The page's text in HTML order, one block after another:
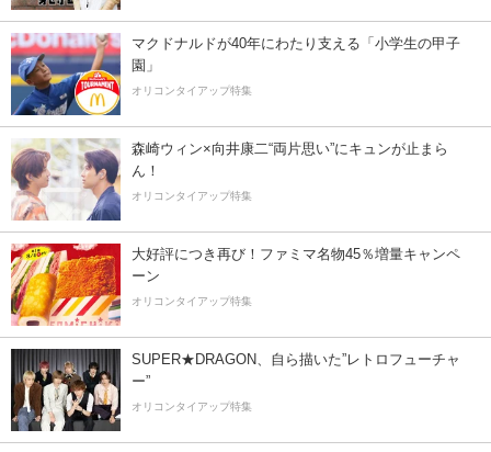
マクドナルドが40年にわたり支える「小学生の甲子
園」
オリコンタイアップ特集
森崎ウィン×向井康二“両片思い”にキュンが止まら
ん！
オリコンタイアップ特集
大好評につき再び！ファミマ名物45％増量キャンペ
ーン
オリコンタイアップ特集
SUPER★DRAGON、自ら描いた”レトロフューチャ
ー”
オリコンタイアップ特集